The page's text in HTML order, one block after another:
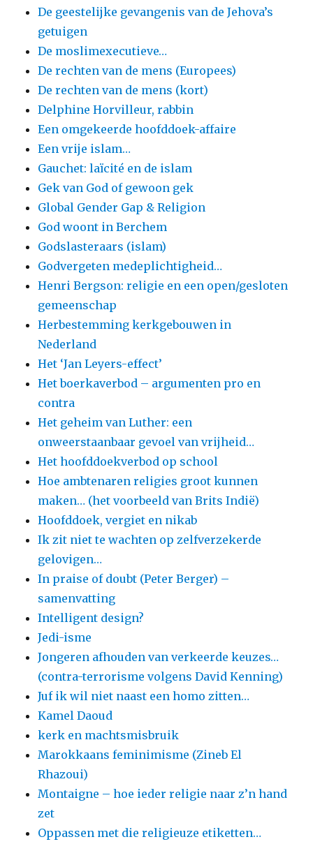
De geestelijke gevangenis van de Jehova’s
getuigen
De moslimexecutieve…
De rechten van de mens (Europees)
De rechten van de mens (kort)
Delphine Horvilleur, rabbin
Een omgekeerde hoofddoek-affaire
Een vrije islam…
Gauchet: laïcité en de islam
Gek van God of gewoon gek
Global Gender Gap & Religion
God woont in Berchem
Godslasteraars (islam)
Godvergeten medeplichtigheid…
Henri Bergson: religie en een open/gesloten
gemeenschap
Herbestemming kerkgebouwen in
Nederland
Het ‘Jan Leyers-effect’
Het boerkaverbod – argumenten pro en
contra
Het geheim van Luther: een
onweerstaanbaar gevoel van vrijheid…
Het hoofddoekverbod op school
Hoe ambtenaren religies groot kunnen
maken… (het voorbeeld van Brits Indië)
Hoofddoek, vergiet en nikab
Ik zit niet te wachten op zelfverzekerde
gelovigen…
In praise of doubt (Peter Berger) –
samenvatting
Intelligent design?
Jedi-isme
Jongeren afhouden van verkeerde keuzes…
(contra-terrorisme volgens David Kenning)
Juf ik wil niet naast een homo zitten…
Kamel Daoud
kerk en machtsmisbruik
Marokkaans feminimisme (Zineb El
Rhazoui)
Montaigne – hoe ieder religie naar z’n hand
zet
Oppassen met die religieuze etiketten…